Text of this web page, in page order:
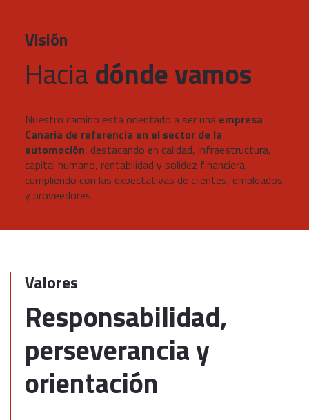
Visión
Haciadónde vamos
Nuestro camino esta orientado a ser una empresa
Canaria de referencia en el sector de la
automoción, destacando en calidad, infraestructura,
capital humano, rentabilidad y solidez financiera,
cumpliendo con las expectativas de clientes, empleados
y proveedores.
Valores
Responsabilidad,
perseverancia y
orientación